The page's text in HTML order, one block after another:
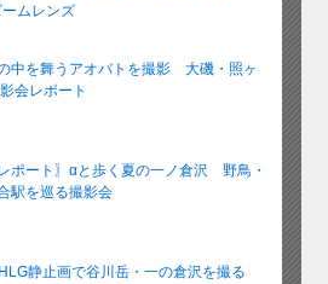
ムレンズ
中を舞うアオバトを撮影 大磯・照ヶ
会レポート
ポート〗αと歩く夏の一ノ倉沢 野鳥・
駅を巡る撮影会
静止画で谷川岳・一の倉沢を撮る